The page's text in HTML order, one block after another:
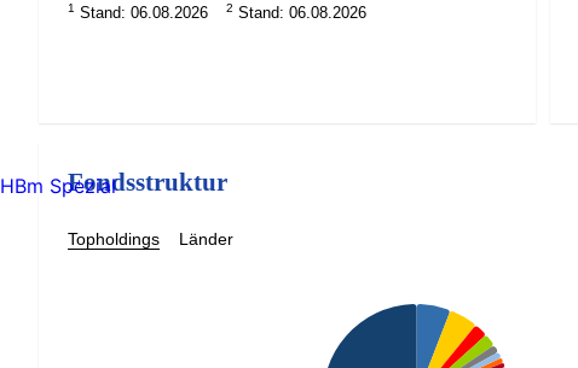
1 Stand: 06.08.2026 2 Stand: 06.08.2026
Fondsstruktur
Topholdings Länder
HBm Spezial